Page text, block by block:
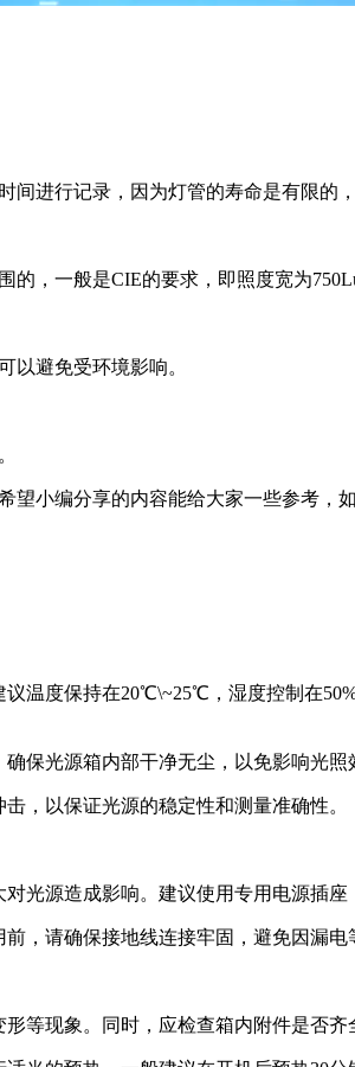
进行记录，因为灯管的寿命是有限的
，一般是CIE的要求，即照度宽为
以避免受环境影响。
小编分享的内容能给大家一些参考，
温度保持在20℃\~25℃，湿度控制在
保光源箱内部干净无尘，以免影响光照
，以保证光源的稳定性和测量准确性。
光源造成影响。建议使用专用电源插座
，请确保接地线连接牢固，避免因漏电
等现象。同时，应检查箱内附件是否齐